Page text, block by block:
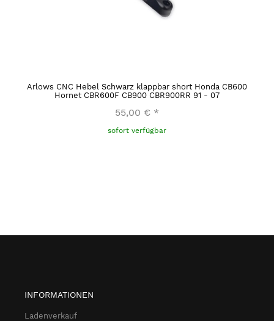
Arlows CNC Hebel Schwarz klappbar short Honda CB600
Hornet CBR600F CB900 CBR900RR 91 - 07
55,00 € *
sofort verfügbar
INFORMATIONEN
Ladenverkauf